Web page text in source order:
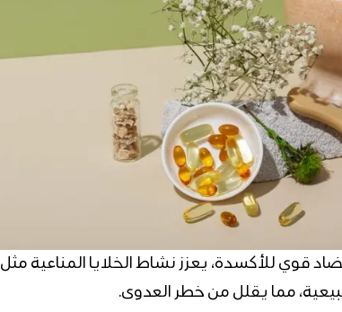
قوي للأكسدة، يعزز نشاط الخلايا المناعية مثل